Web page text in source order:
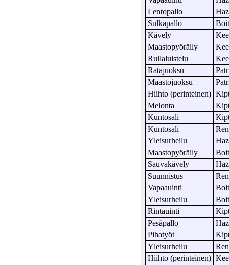
Lentopallo
Sulkapallo
Kävely
Maastopyöräily
Rullaluistelu
Ratajuoksu
Maastojuoksu
Hiihto (perinteinen)
Melonta
Kuntosali
Kuntosali
Yleisurheilu
Maastopyöräily
Sauvakävely
Suunnistus
Vapaauinti
Yleisurheilu
Rintauinti
Pesäpallo
Pihatyöt
Yleisurheilu
Hiihto (perinteinen)